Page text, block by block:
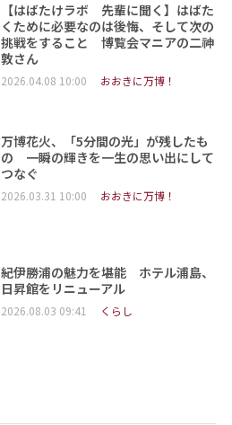
【はばたけラボ 先輩に聞く】はばた
くために必要なのは後悔、そして次の
挑戦をすること 博覧会マニアの二神︀
敦さん
2026.04.08 10:00 おおきに万博！
万博花火、「5分間の光」が残したも
の 一瞬の輝きを一生の思い出にして
つなぐ
2026.03.31 10:00 おおきに万博！
紀伊勝浦の魅力を堪能 ホテル浦島、
日昇館をリニューアル
2026.08.03 09:41 くらし